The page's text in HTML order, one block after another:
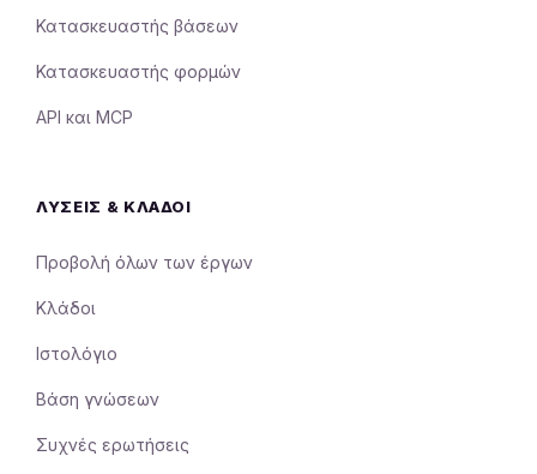
Κατασκευαστής βάσεων
Κατασκευαστής φορμών
API και MCP
ΛΎΣΕΙΣ & ΚΛΆΔΟΙ
Προβολή όλων των έργων
Κλάδοι
Ιστολόγιο
Βάση γνώσεων
Συχνές ερωτήσεις